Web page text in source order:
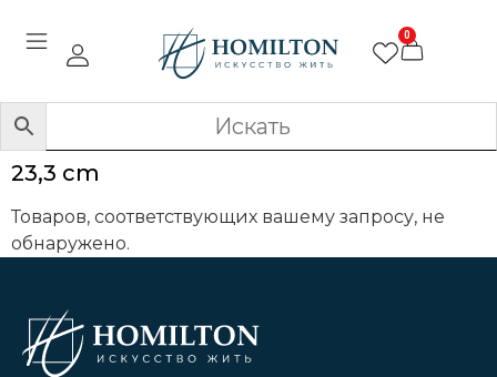
0
23,3 cm
Товаров, соответствующих вашему запросу, не
обнаружено.